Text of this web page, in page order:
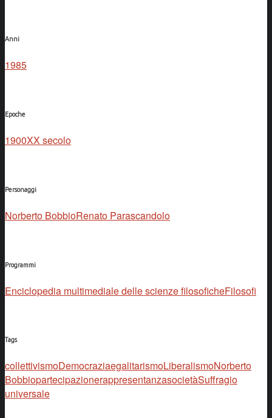
Anni
1985
Epoche
1900XX secolo
Personaggi
Norberto BobbioRenato Parascandolo
Programmi
Enciclopedia multimediale delle scienze filosoficheFilosofi
Tags
collettivismoDemocraziaegalitarismoLiberalismoNorberto
BobbiopartecipazionerappresentanzasocietàSuffragio
universale